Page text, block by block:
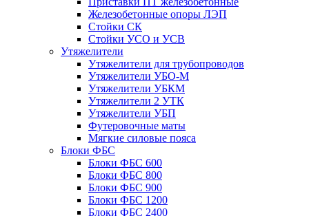
Железобетонные опоры ЛЭП
Стойки СК
Стойки УСО и УСВ
Утяжелители
Утяжелители для трубопроводов
Утяжелители УБО-М
Утяжелители УБКМ
Утяжелители 2 УТК
Утяжелители УБП
Футеровочные маты
Мягкие силовые пояса
Блоки ФБС
Блоки ФБС 600
Блоки ФБС 800
Блоки ФБС 900
Блоки ФБС 1200
Блоки ФБС 2400